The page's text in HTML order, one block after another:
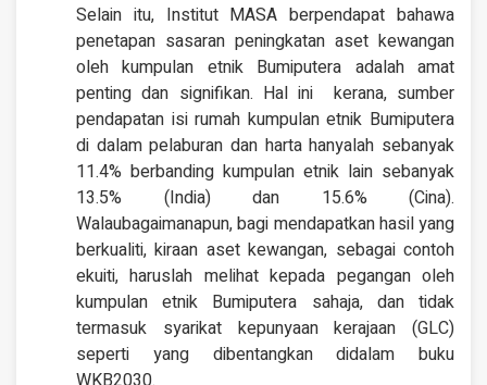
Selain itu, Institut MASA berpendapat bahawa
penetapan sasaran peningkatan aset kewangan
oleh kumpulan etnik Bumiputera adalah amat
penting dan signifikan. Hal ini kerana, sumber
pendapatan isi rumah kumpulan etnik Bumiputera
di dalam pelaburan dan harta hanyalah sebanyak
11.4% berbanding kumpulan etnik lain sebanyak
13.5% (India) dan 15.6% (Cina).
Walaubagaimanapun, bagi mendapatkan hasil yang
berkualiti, kiraan aset kewangan, sebagai contoh
ekuiti, haruslah melihat kepada pegangan oleh
kumpulan etnik Bumiputera sahaja, dan tidak
termasuk syarikat kepunyaan kerajaan (GLC)
seperti yang dibentangkan didalam buku